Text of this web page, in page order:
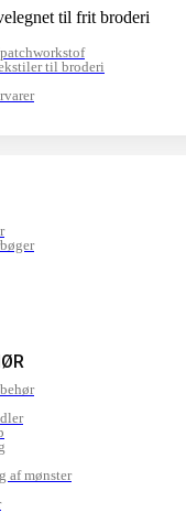
til frit broderi
til broderi
af mønster